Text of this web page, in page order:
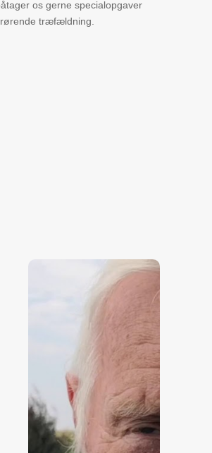
os gerne specialopgaver
træfældning.